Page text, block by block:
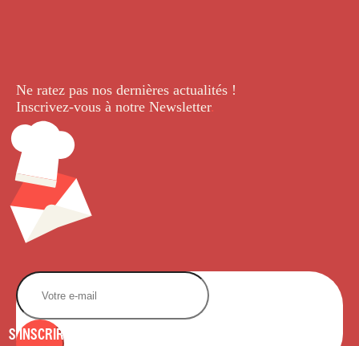
Ne ratez pas nos dernières actualités !
Inscrivez-vous à notre Newsletter.
S'INSCRIRE